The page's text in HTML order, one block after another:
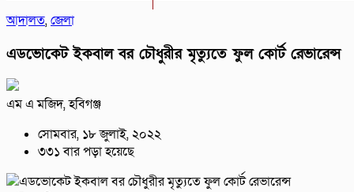
আদালত,জেলা
এডভোকেট ইকবাল বর চৌধুরীর মৃত্যুতে ফুল কোর্ট রেভারেন্স
এম এ মজিদ, হবিগঞ্জ
সোমবার, ১৮ জুলাই, ২০২২
৩৩১ বার পড়া হয়েছে